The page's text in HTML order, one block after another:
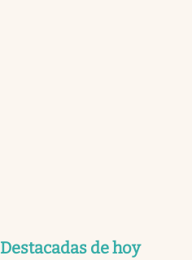
Destacadas de hoy